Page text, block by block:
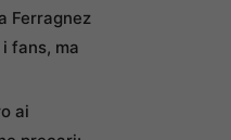
Ferragnez
fans, ma
ai